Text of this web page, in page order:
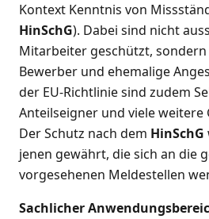
Kontext Kenntnis von
HinSchG). Dabei sind nicht
Mitarbeiter geschützt,
Bewerber und ehemalige
der EU-Richtlinie sind zudem
Anteilseigner und viele
Der Schutz nach dem HinSchG
jenen gewährt, die sich an die
vorgesehenen Meldestellen
Sachlicher